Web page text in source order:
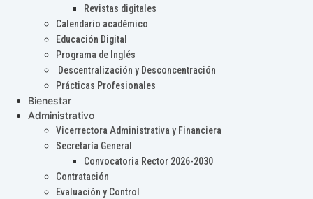
Revistas digitales
Calendario académico
Educación Digital
Programa de Inglés
Descentralización y Desconcentración
Prácticas Profesionales
Bienestar
Administrativo
Vicerrectora Administrativa y Financiera
Secretaría General
Convocatoria Rector 2026-2030
Contratación
Evaluación y Control